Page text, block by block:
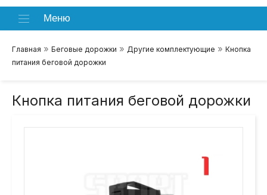
Меню
Главная » Беговые дорожки » Другие комплектующие » Кнопка
питания беговой дорожки
Кнопка питания беговой дорожки